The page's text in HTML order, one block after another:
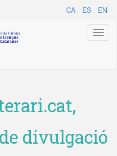
CA ES EN
divulgació